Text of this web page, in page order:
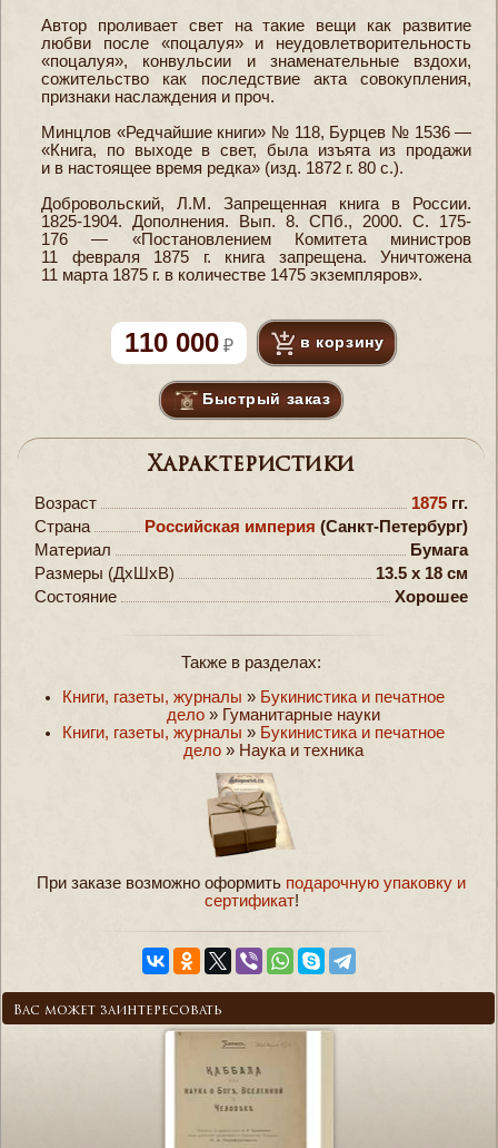
Автор проливает свет на такие вещи как развитие
любви после «поцалуя» и неудовлетворительность
«поцалуя», конвульсии и знаменательные вздохи,
сожительство как последствие акта совокупления,
признаки наслаждения и проч.
Минцлов «Редчайшие книги» № 118, Бурцев № 1536 —
«Книга, по выходе в свет, была изъята из продажи
и в настоящее время редка» (изд. 1872 г. 80 с.).
Добровольский, Л.М. Запрещенная книга в России.
1825-1904. Дополнения. Вып. 8. СПб., 2000. С. 175-
176 — «Постановлением Комитета министров
11 февраля 1875 г. книга запрещена. Уничтожена
11 марта 1875 г. в количестве 1475 экземпляров».
110 000 в корзину
Быстрый заказ
Характеристики
Возраст 1875 гг.
Страна
Российская империя (Санкт-Петербург)
Материал
Бумага
Размеры (ДxШxВ)
13.5 x 18 см
Состояние
Хорошее
Также в разделах:
Книги, газеты, журналы » Букинистика и печатное
дело » Гуманитарные науки
Книги, газеты, журналы » Букинистика и печатное
дело » Наука и техника
При заказе возможно оформить подарочную упаковку и
сертификат!
Вас может заинтересовать